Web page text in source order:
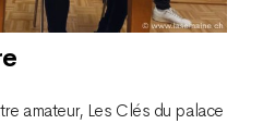
amateur, Les Clés du palace